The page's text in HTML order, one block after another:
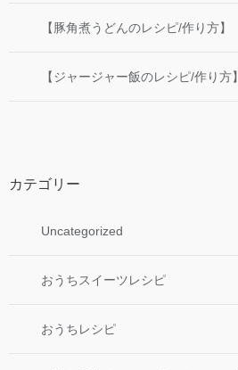
【豚角煮うどんのレシピ/作り方】
【ジャージャー飯のレシピ/作り方】
カテゴリー
Uncategorized
おうちスイーツレシピ
おうちレシピ